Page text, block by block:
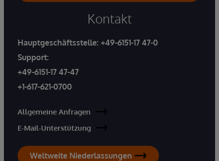
Kontakt
Hauptgeschäftsstelle: +49-6151-17 47-0
Support:
+49-6151-17 47-47
+1-617-621-0700
Allgemeine Anfragen
E-Mail-Unterstützung
Weltweite Niederlassungen